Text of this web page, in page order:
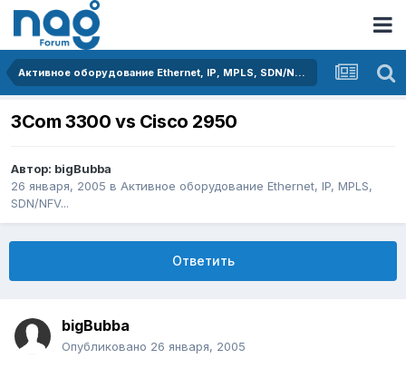
Активное оборудование Ethernet, IP, MPLS, SDN/NFV...
3Com 3300 vs Cisco 2950
Автор: bigBubba
26 января, 2005 в Активное оборудование Ethernet, IP, MPLS,
SDN/NFV...
Ответить
bigBubba
Опубликовано 26 января, 2005